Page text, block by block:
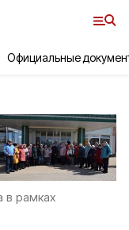
Официальные
в рамках